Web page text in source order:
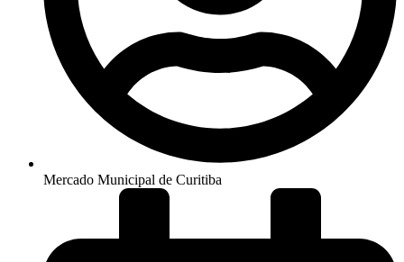
Mercado Municipal de Curitiba